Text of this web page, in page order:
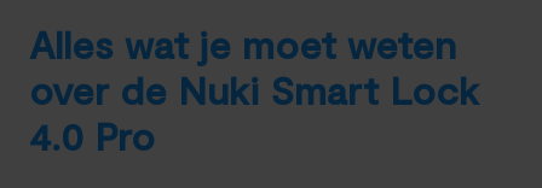
Alles wat je moet weten
over de Nuki Smart Lock
4.0 Pro